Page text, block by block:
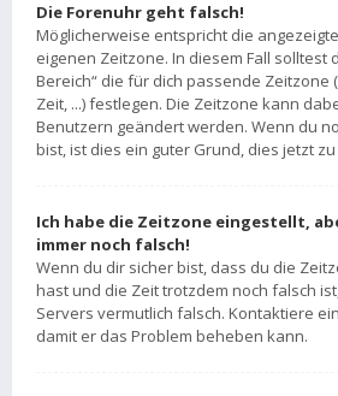
Die Forenuhr geht falsch!
Möglicherweise entspricht die
eigenen Zeitzone. In diesem Fall solltest
Bereich“ die für dich passende Zeitzone
Zeit, ...) festlegen. Die Zeitzone kann
Benutzern geändert werden. Wenn du
bist, ist dies ein guter Grund, dies jetzt zu
Ich habe die Zeitzone eingestellt,
immer noch falsch!
Wenn du dir sicher bist, dass du die
hast und die Zeit trotzdem noch falsch
Servers vermutlich falsch. Kontaktiere
damit er das Problem beheben kann.